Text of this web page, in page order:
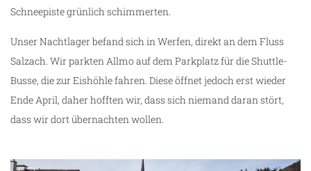
Schneepiste grünlich schimmerten.
Unser Nachtlager befand sich in Werfen, direkt an dem Fluss
Salzach. Wir parkten Allmo auf dem Parkplatz für die Shuttle-
Busse, die zur Eishöhle fahren. Diese öffnet jedoch erst wieder
Ende April, daher hofften wir, dass sich niemand daran stört,
dass wir dort übernachten wollen.